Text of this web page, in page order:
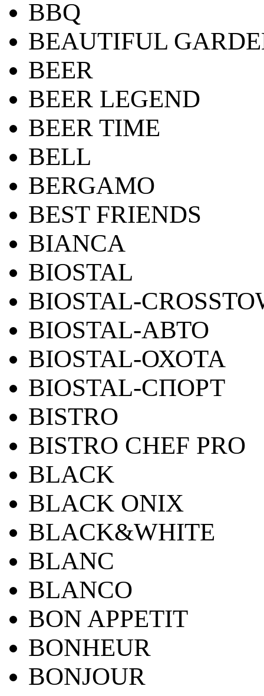
BBQ
BEAUTIFUL
BEER
BEER LEGEND
BEER TIME
BELL
BERGAMO
BEST FRIENDS
BIANCA
BIOSTAL
BIOSTAL-
BIOSTAL-АВТО
BIOSTAL-ОХОТА
BIOSTAL-СПОРТ
BISTRO
BISTRO CHEF PRO
BLACK
BLACK ONIX
BLACK&WHITE
BLANC
BLANCO
BON APPETIT
BONHEUR
BONJOUR